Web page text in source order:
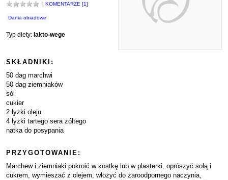
| KOMENTARZE [1]
Dania obiadowe
Typ diety: lakto-wege
SKŁADNIKI:
50 dag marchwi
50 dag ziemniaków
sól
cukier
2 łyżki oleju
4 łyżki tartego sera żółtego
natka do posypania
PRZYGOTOWANIE:
Marchew i ziemniaki pokroić w kostkę lub w plasterki, oprószyć solą i
cukrem, wymieszać z olejem, włożyć do żaroodpornego naczynia,